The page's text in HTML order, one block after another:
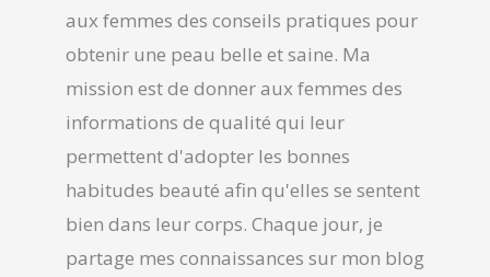
aux femmes des conseils pratiques pour
obtenir une peau belle et saine. Ma
mission est de donner aux femmes des
informations de qualité qui leur
permettent d'adopter les bonnes
habitudes beauté afin qu'elles se sentent
bien dans leur corps. Chaque jour, je
partage mes connaissances sur mon blog